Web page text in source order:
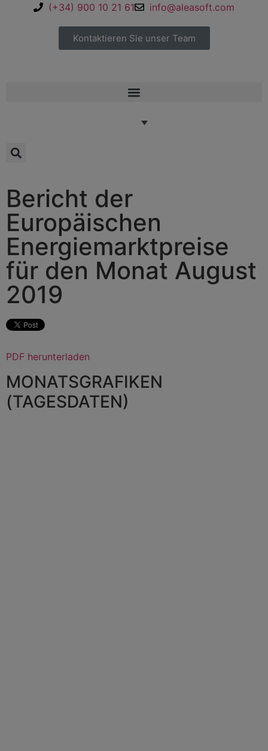
(+34) 900 10 21 61 info@aleasoft.com
Kontaktieren Sie unser Team
Bericht der
Europäischen
Energiemarktpreise
für den Monat August
2019
PDF herunterladen
MONATSGRAFIKEN
(TAGESDATEN)